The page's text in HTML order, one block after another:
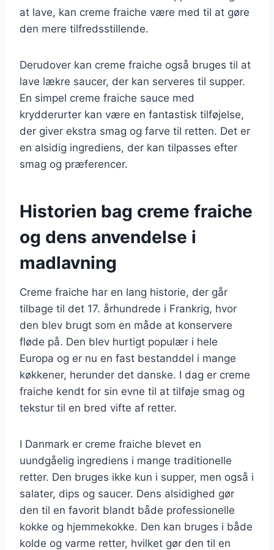
at lave, kan creme fraiche være med til at gøre
den mere tilfredsstillende.
Derudover kan creme fraiche også bruges til at
lave lækre saucer, der kan serveres til supper.
En simpel creme fraiche sauce med
krydderurter kan være en fantastisk tilføjelse,
der giver ekstra smag og farve til retten. Det er
en alsidig ingrediens, der kan tilpasses efter
smag og præferencer.
Historien bag creme fraiche
og dens anvendelse i
madlavning
Creme fraiche har en lang historie, der går
tilbage til det 17. århundrede i Frankrig, hvor
den blev brugt som en måde at konservere
fløde på. Den blev hurtigt populær i hele
Europa og er nu en fast bestanddel i mange
køkkener, herunder det danske. I dag er creme
fraiche kendt for sin evne til at tilføje smag og
tekstur til en bred vifte af retter.
I Danmark er creme fraiche blevet en
uundgåelig ingrediens i mange traditionelle
retter. Den bruges ikke kun i supper, men også i
salater, dips og saucer. Dens alsidighed gør
den til en favorit blandt både professionelle
kokke og hjemmekokke. Den kan bruges i både
kolde og varme retter, hvilket gør den til en